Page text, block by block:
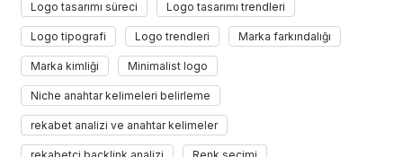
Logo tasarımı süreci Logo tasarımı trendleri
Logo tipografi Logo trendleri Marka farkındalığı
Marka kimliği Minimalist logo
Niche anahtar kelimeleri belirleme
rekabet analizi ve anahtar kelimeler